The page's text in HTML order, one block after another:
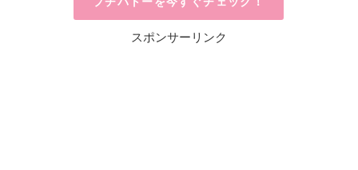
スポンサーリンク